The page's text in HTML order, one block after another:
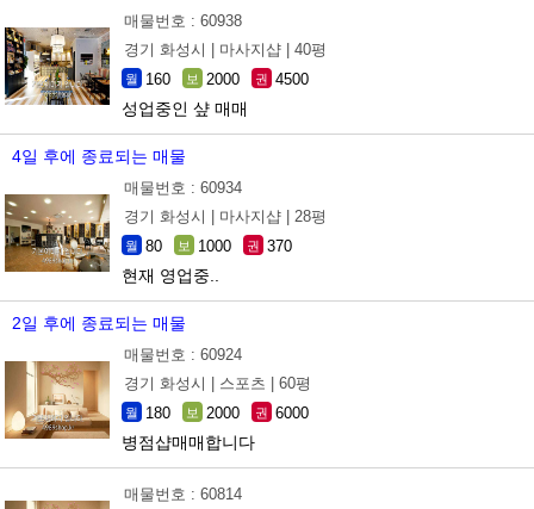
매물번호 : 60938
경기 화성시 |
마사지샵 | 40평
월 160 보 2000 권 4500
성업중인 샾 매매
4일 후에 종료되는 매물
매물번호 : 60934
경기 화성시 |
마사지샵 | 28평
월 80 보 1000 권 370
현재 영업중..
2일 후에 종료되는 매물
매물번호 : 60924
경기 화성시 |
스포츠 | 60평
월 180 보 2000 권 6000
병점샵매매합니다
매물번호 : 60814